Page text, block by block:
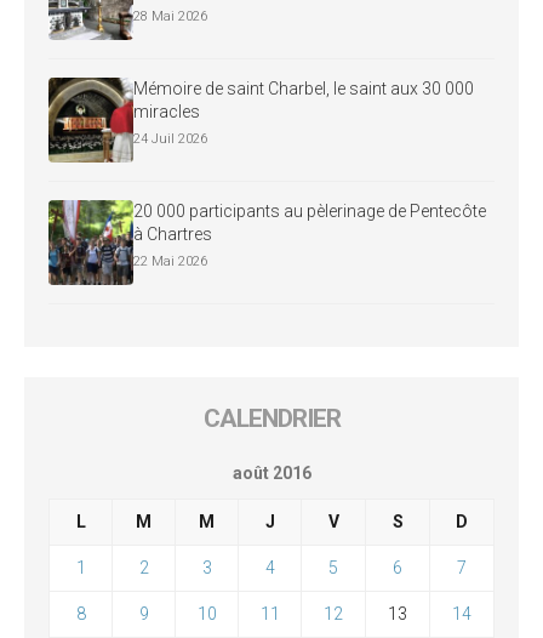
28 Mai 2026
Mémoire de saint Charbel, le saint aux 30 000
miracles
24 Juil 2026
20 000 participants au pèlerinage de Pentecôte
à Chartres
22 Mai 2026
CALENDRIER
août 2016
L M M J V S D
1 2 3 4 5 6 7
8 9 10 11 12 13 14